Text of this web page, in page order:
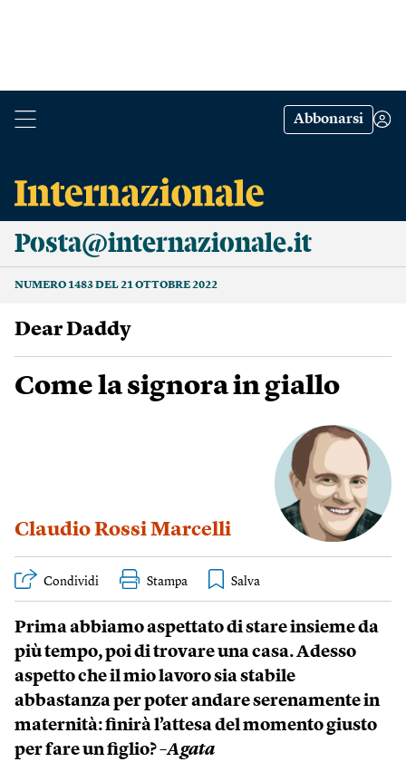
Abbonarsi
Posta@internazionale.it
NUMERO 1483 DEL 21 OTTOBRE 2022
Dear Daddy
Come la signora in giallo
Claudio Rossi Marcelli
Condividi Stampa
Prima abbiamo aspettato di stare insieme da
più tempo, poi di trovare una casa. Adesso
aspetto che il mio lavoro sia stabile
abbastanza per poter andare serenamente in
maternità: finirà l’attesa del momento giusto
per fare un figlio?–Agata